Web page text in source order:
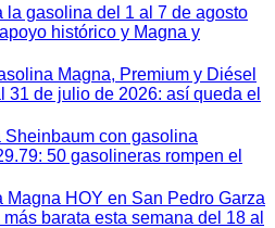
la gasolina del 1 al 7 de agosto
histórico y Magna y
Magna, Premium y Diésel
31 de julio de 2026: así queda el
con gasolina
50 gasolineras rompen el
Magna HOY en San Pedro Garza
barata esta semana del 18 al